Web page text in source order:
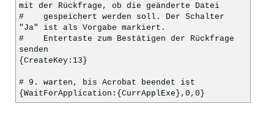
mit der Rückfrage, ob die geänderte Datei
# gespeichert werden soll. Der Schalter
"Ja" ist als Vorgabe markiert.
# Entertaste zum Bestätigen der Rückfrage
senden
{CreateKey:13}
# 9. warten, bis Acrobat beendet ist
{WaitForApplication:{CurrApplExe},0,0}